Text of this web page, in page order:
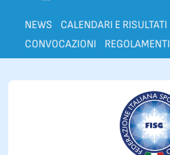
NEWS CALENDARI E RISULTATI
CONVOCAZIONI
REGOLAMENTI